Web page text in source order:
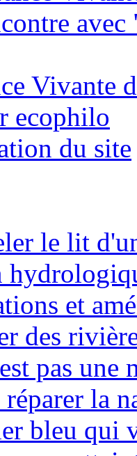
Vivante
ecophilo
du site
le lit
et
des
pas une
la
bleu qui